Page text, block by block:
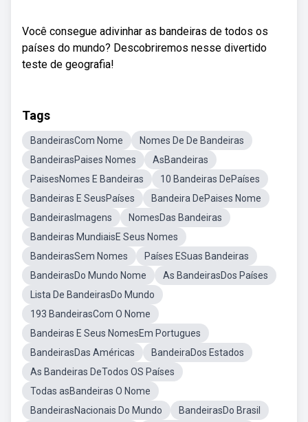
Você consegue adivinhar as bandeiras de todos os
países do mundo? Descobriremos nesse divertido
teste de geografia!
Tags
BandeirasCom Nome
Nomes De De Bandeiras
BandeirasPaises Nomes
AsBandeiras
PaisesNomes E Bandeiras
10 Bandeiras DePaíses
Bandeiras E SeusPaíses
Bandeira DePaises Nome
BandeirasImagens
NomesDas Bandeiras
Bandeiras MundiaisE Seus Nomes
BandeirasSem Nomes
Países ESuas Bandeiras
BandeirasDo Mundo Nome
As BandeirasDos Países
Lista De BandeirasDo Mundo
193 BandeirasCom O Nome
Bandeiras E Seus NomesEm Portugues
BandeirasDas Américas
BandeiraDos Estados
As Bandeiras DeTodos OS Países
Todas asBandeiras O Nome
BandeirasNacionais Do Mundo
BandeirasDo Brasil